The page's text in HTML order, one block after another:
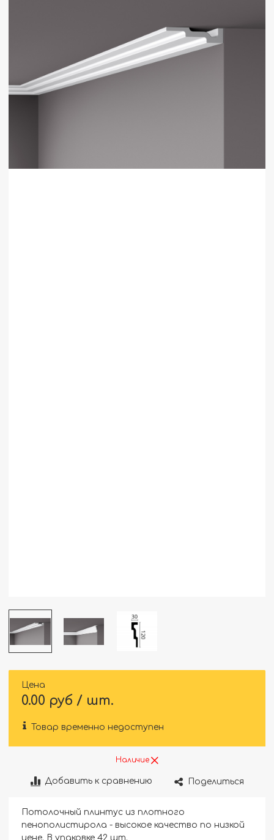
Цена
0.00 руб / шт.
Товар временно недоступен
Наличие
Добавить к сравнению Поделиться
Потолочный плинтус из плотного
пенополистирола - высокое качество по низкой
цене. В упаковке 42 шт.